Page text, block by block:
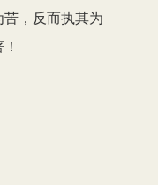
，反而执其为